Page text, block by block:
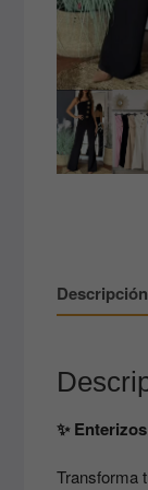
Descripción
✨
Transforma